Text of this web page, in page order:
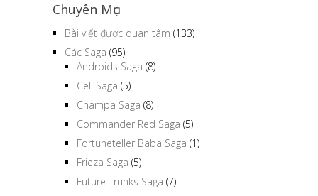
Chuyên Mục
Bài viết được quan tâm (133)
Các Saga (95)
Androids Saga (8)
Cell Saga (5)
Champa Saga (8)
Commander Red Saga (5)
Fortuneteller Baba Saga (1)
Frieza Saga (5)
Future Trunks Saga (7)